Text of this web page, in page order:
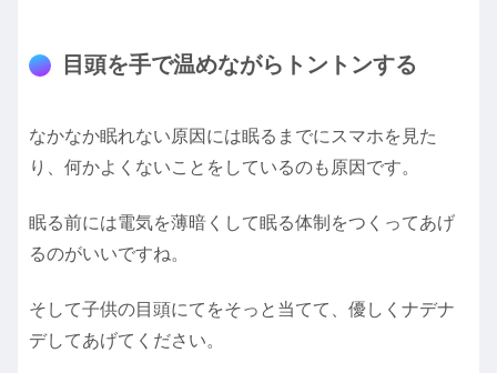
目頭を手で温めながらトントンする
なかなか眠れない原因には眠るまでにスマホを見た
り、何かよくないことをしているのも原因です。
眠る前には電気を薄暗くして眠る体制をつくってあげ
るのがいいですね。
そして子供の目頭にてをそっと当てて、優しくナデナ
デしてあげてください。